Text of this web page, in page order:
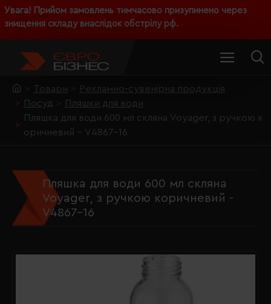
Увага! Прийом замовлень тимчасово призупинено через
знищення складу внаслідок обстрілу рф.
Товари
Рекламно-сувенірна продукція
Посуд
Пляшки для води
Пляшка для води 600 мл скляна Voyager, з ручкою к
оричневий - V4867-16
Пляшка для води 600 мл скляна
Voyager, з ручкою коричневий -
V4867-16